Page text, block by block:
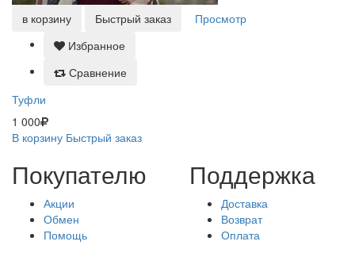
в корзину Быстрый заказ
Просмотр
Избранное
Сравнение
Туфли
1 000
В корзину Быстрый заказ
Покупателю
Акции
Обмен
Помощь
Поддержка
Доставка
Возврат
Оплата